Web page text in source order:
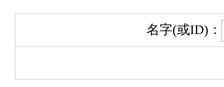
名字(或ID)：